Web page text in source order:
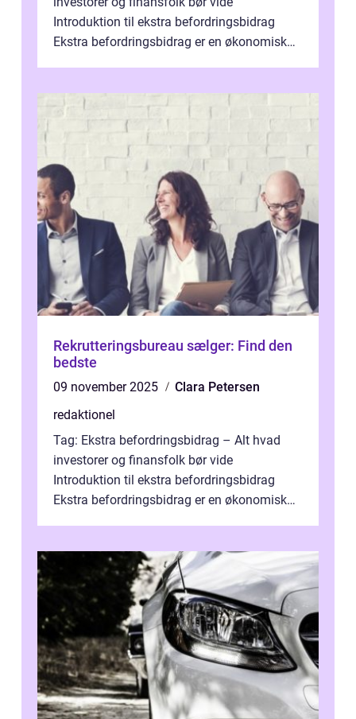
Introduktion til ekstra befordringsbidrag
Ekstra befordringsbidrag er en økonomisk
Rekrutteringsbureau sælger: Find den
bedste
09 november 2025
Clara Petersen
redaktionel
Tag: Ekstra befordringsbidrag – Alt hvad
investorer og finansfolk bør vide
Introduktion til ekstra befordringsbidrag
Ekstra befordringsbidrag er en økonomisk